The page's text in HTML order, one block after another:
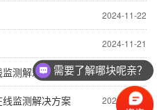
2024-11-22
2024-11-21
2024-11-19
测解决方案
2024-11-18
监测解决方案
需要了解哪块呢亲？